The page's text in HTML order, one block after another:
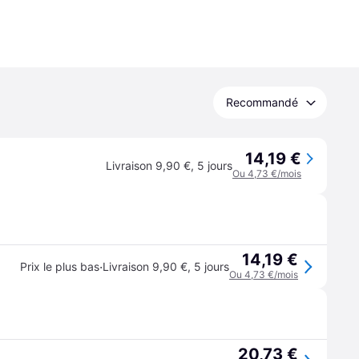
Recommandé
Livraison 9,90 €, 5 jours 14,19 €
Ou 4,73 €/mois
Prix le plus bas·Livraison 9,90 €, 5 jours 14,19 €
Ou 4,73 €/mois
20,73 €